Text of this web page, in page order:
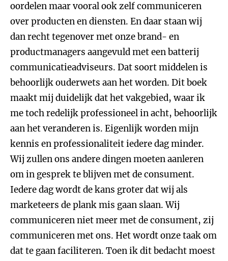
oordelen maar vooral ook zelf communiceren
over producten en diensten. En daar staan wij
dan recht tegenover met onze brand- en
productmanagers aangevuld met een batterij
communicatieadviseurs. Dat soort middelen is
behoorlijk ouderwets aan het worden. Dit boek
maakt mij duidelijk dat het vakgebied, waar ik
me toch redelijk professioneel in acht, behoorlijk
aan het veranderen is. Eigenlijk worden mijn
kennis en professionaliteit iedere dag minder.
Wij zullen ons andere dingen moeten aanleren
om in gesprek te blijven met de consument.
Iedere dag wordt de kans groter dat wij als
marketeers de plank mis gaan slaan. Wij
communiceren niet meer met de consument, zij
communiceren met ons. Het wordt onze taak om
dat te gaan faciliteren. Toen ik dit bedacht moest